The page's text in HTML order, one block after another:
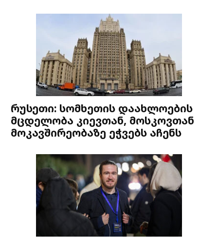
რუსეთი: სომხეთის დაახლოების
მცდელობა კიევთან, მოსკოვთან
მოკავშირეობაზე ეჭვებს აჩენს